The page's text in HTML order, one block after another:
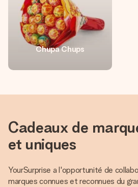
Chupa Chups
Cadeaux de
et uniques
YourSurprise a l'opportunité de
marques connues et reconnues du